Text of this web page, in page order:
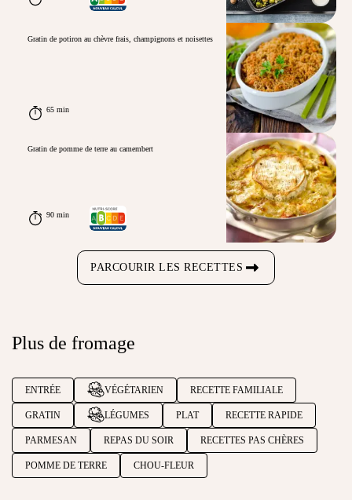
Gratin de potiron au chèvre frais, champignons et noisettes
65 min
Gratin de pomme de terre au camembert
90 min
PARCOURIR LES RECETTES
Plus de fromage
ENTRÉE VÉGÉTARIEN RECETTE FAMILIALE
GRATIN LÉGUMES PLAT RECETTE RAPIDE
PARMESAN REPAS DU SOIR RECETTES PAS CHÈRES
POMME DE TERRE CHOU-FLEUR